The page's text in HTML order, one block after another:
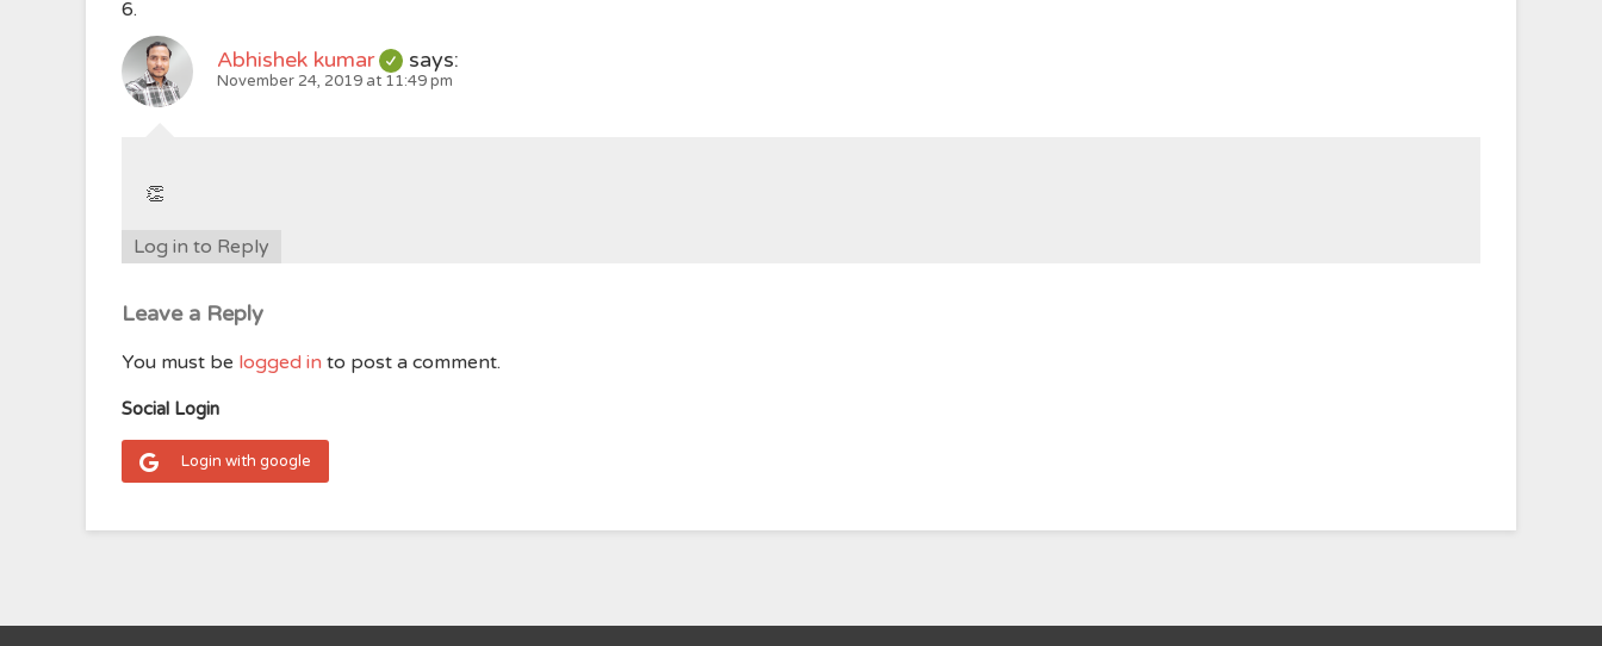
Abhishek kumar says:
November 24, 2019 at 11:49 pm
👏
Log in to Reply
Leave a Reply
You must be logged in to post a comment.
Social Login
Login with google